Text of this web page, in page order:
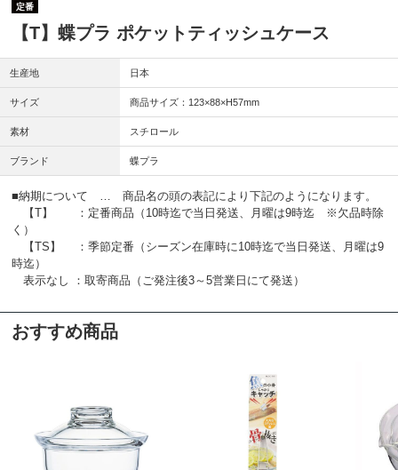
定番
【T】蝶プラ ポケットティッシュケース
生産地 日本
サイズ 商品サイズ：123×88×H57mm
素材 スチロール
ブランド 蝶プラ
■納期について … 商品名の頭の表記により下記のようになります。
【T】 ：定番商品（10時迄で当日発送、月曜は9時迄 ※欠品時除
く）
【TS】 ：季節定番（シーズン在庫時に10時迄で当日発送、月曜は9
時迄）
表示なし ：取寄商品（ご発注後3～5営業日にて発送）
おすすめ商品